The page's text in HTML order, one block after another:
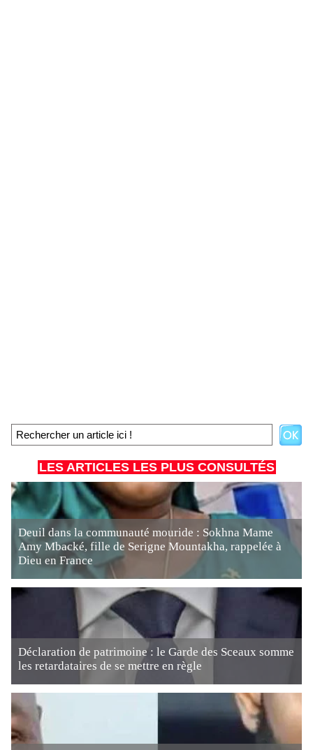
LES ARTICLES LES PLUS CONSULTÉS
Deuil dans la communauté mouride : Sokhna Mame
Amy Mbacké, fille de Serigne Mountakha, rappelée à
Dieu en France
Déclaration de patrimoine : le Garde des Sceaux somme
les retardataires de se mettre en règle